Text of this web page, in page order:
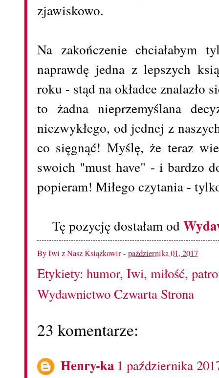
zjawiskowo.
Na zakończenie chciałabym
naprawdę jedna z lepszych
roku - stąd na okładce znalazło
to żadna nieprzemyślana
niezwykłego, od jednej z
co sięgnąć! Myślę, że teraz
swoich "must have" - i bardzo
popieram! Miłego czytania -
Tę pozycję dostałam od
ByIwi z Nasz Książkowir- października 01, 2017
Etykiety: humor, Iwi, miłość,
Wydawnictwo Czwarta Strona
23 komentarze:
Henry-ka 1 października